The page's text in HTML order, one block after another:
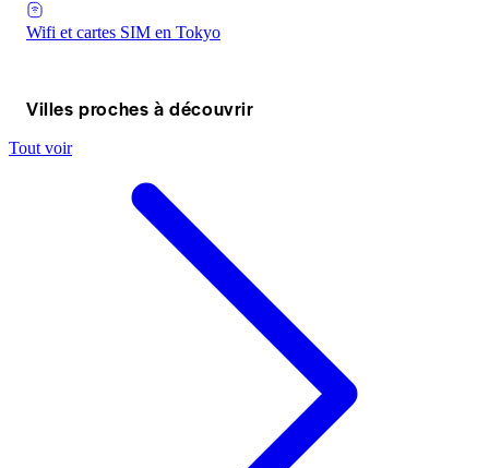
Wifi et cartes SIM en Tokyo
Villes proches à découvrir
Tout voir